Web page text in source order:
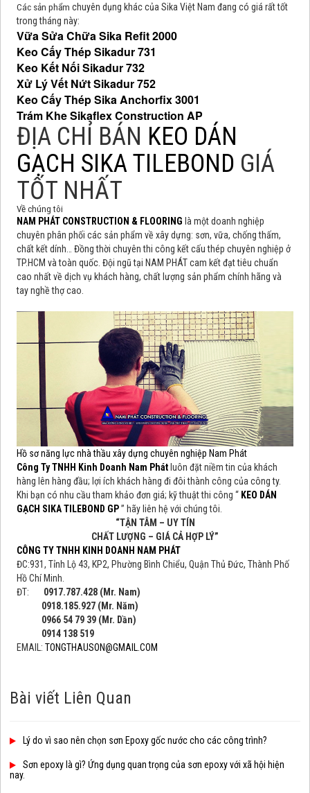
Các sản phẩmchuyên dụng khác của Sika Việt Nam đang có giá rất tốt
trong tháng này:
Vữa Sửa Chữa Sika Refit 2000
Keo Cấy Thép Sikadur 731
Keo Kết Nối Sikadur 732
Xử Lý Vết Nứt Sikadur 752
Keo Cấy Thép Sika Anchorfix 3001
Trám Khe Sikaflex Construction AP
ĐỊA CHỈ BÁN KEO DÁN
GẠCH SIKA TILEBOND GIÁ
TỐT NHẤT
Về chúng tôi
NAM PHÁT CONSTRUCTION & FLOORING là một doanh nghiệp
chuyên phân phối các sản phẩm về xây dựng: sơn, vữa, chống thấm,
chất kết dính… Đồng thời chuyên thi công kết cấu thép chuyên nghiệp ở
TP.HCM và toàn quốc. Đội ngũ tại NAM PHÁT cam kết đạt tiêu chuẩn
cao nhất về dịch vụ khách hàng, chất lượng sản phẩm chính hãng và
tay nghề thợ cao.
Hồ sơ năng lực nhà thầu xây dựng chuyên nghiệp Nam Phát
Công Ty TNHH Kinh Doanh Nam Phát luôn đặt niềm tin của khách
hàng lên hàng đầu; lợi ích khách hàng đi đôi thành công của công ty.
Khi bạn có nhu cầu tham khảo đơn giá; kỹ thuật thi công “ KEO DÁN
GẠCH SIKA TILEBOND GP ” hãy liên hệ với chúng tôi.
“TẬN TÂM – UY TÍN
CHẤT LƯỢNG – GIÁ CẢ HỢP LÝ”
CÔNG TY TNHH KINH DOANH NAM PHÁT
ĐC:931, Tỉnh Lộ 43, KP2, Phường Bình Chiểu, Quận Thủ Đức, Thành Phố
Hồ Chí Minh.
ĐT: 0917.787.428 (Mr. Nam)
0918.185.927 (Mr. Năm)
0966 54 79 39 (Mr. Dần)
0914 138 519
EMAIL:TONGTHAUSON@GMAIL.COM
Bài viết Liên Quan
Lý do vì sao nên chọn sơn Epoxy gốc nước cho các công trình?
Sơn epoxy là gì? Ứng dụng quan trọng của sơn epoxy với xã hội hiện
nay.